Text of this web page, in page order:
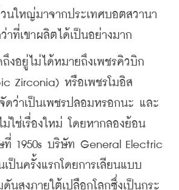
นใหญ่มาจากประเทศบอตสวานา
าที่เขาผลิตได้เป็นอย่างมาก
อยู่ไม่ได้หมายถึงเพชรคิวบิก
Zirconia) หรือเพชรโมอิส
ดว่าเป็นเพชรปลอมหรอกนะ และ
ม่ใช่เรื่องใหม่ โดยหากลองย้อน
ที่ 1950s บริษัท General Electric
เป็นครั้งแรกโดยการเลียนแบบ
สูงภายใต้เปลือกโลกซึ่งเป็นกระ